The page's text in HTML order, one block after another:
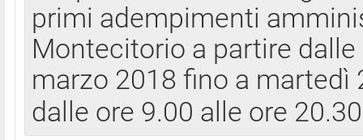
primi adempimenti
Montecitorio a partire
marzo 2018 fino a
dalle ore 9.00 alle ore